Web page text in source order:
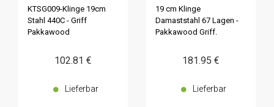
KTSG009-Klinge 19cm
Stahl 440C - Griff
Pakkawood
102.81 €
Lieferbar
19 cm Klinge
Damaststahl 67 Lagen -
Pakkawood Griff.
181.95 €
Lieferbar